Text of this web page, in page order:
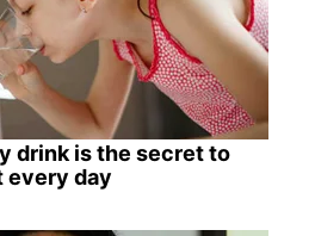
drink is the secret to
every day